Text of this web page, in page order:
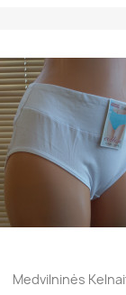
Medvilninės